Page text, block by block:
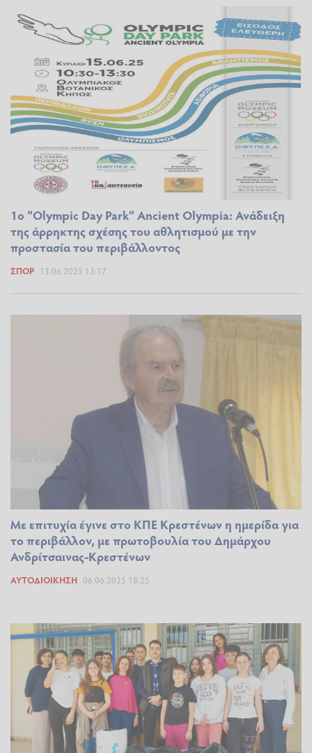
1ο “Olympic Day Park” Ancient Olympia: Ανάδειξη
της άρρηκτης σχέσης του αθλητισμού με την
προστασία του περιβάλλοντος
ΣΠΟΡ 13.06.2025 13:17
Με επιτυχία έγινε στο ΚΠΕ Κρεστένων η ημερίδα για
το περιβάλλον, με πρωτοβουλία του Δημάρχου
Ανδρίτσαινας-Κρεστένων
ΑΥΤΟΔΙΟΊΚΗΣΗ 06.06.2025 18:25